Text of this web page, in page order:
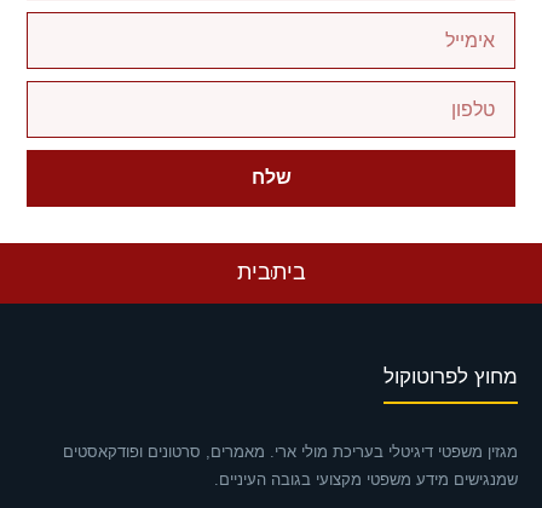
שלח
ביתבית
מחוץ לפרוטוקול
מגזין משפטי דיגיטלי בעריכת מולי ארי. מאמרים, סרטונים ופודקאסטים
שמנגישים מידע משפטי מקצועי בגובה העיניים.